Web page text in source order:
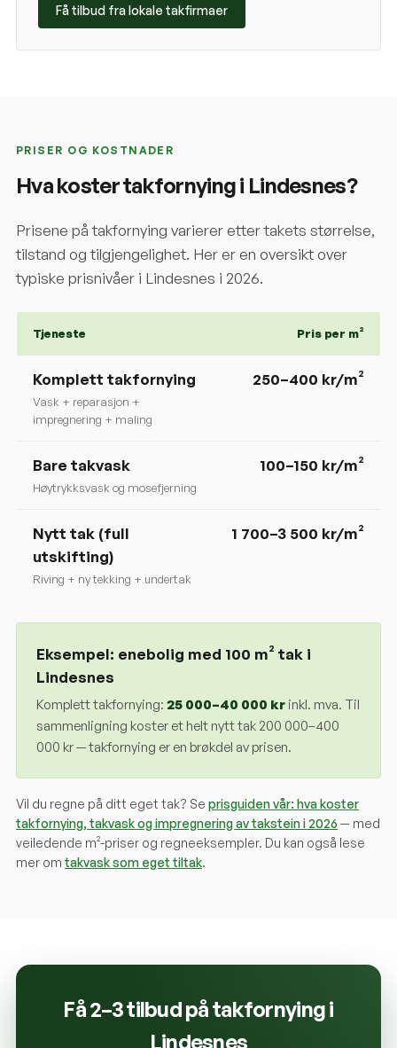
Få tilbud fra lokale takfirmaer
PRISER OG KOSTNADER
Hva koster takfornying i Lindesnes?
Prisene på takfornying varierer etter takets størrelse,
tilstand og tilgjengelighet. Her er en oversikt over
typiske prisnivåer i Lindesnes i 2026.
Tjeneste Pris per m²
Komplett takfornying
Vask + reparasjon +
impregnering + maling
250–400 kr/m²
Bare takvask
Høytrykksvask og mosefjerning
100–150 kr/m²
Nytt tak (full
utskifting)
Riving + ny tekking + undertak
1 700–3 500 kr/m²
Eksempel: enebolig med 100 m² tak i
Lindesnes
Komplett takfornying: 25 000–40 000 kr inkl. mva. Til
sammenligning koster et helt nytt tak 200 000–400
000 kr — takfornying er en brøkdel av prisen.
Vil du regne på ditt eget tak? Se prisguiden vår: hva koster
takfornying, takvask og impregnering av takstein i 2026 — med
veiledende m²-priser og regneeksempler. Du kan også lese
mer om takvask som eget tiltak.
Få 2–3 tilbud på takfornying i
Lindesnes